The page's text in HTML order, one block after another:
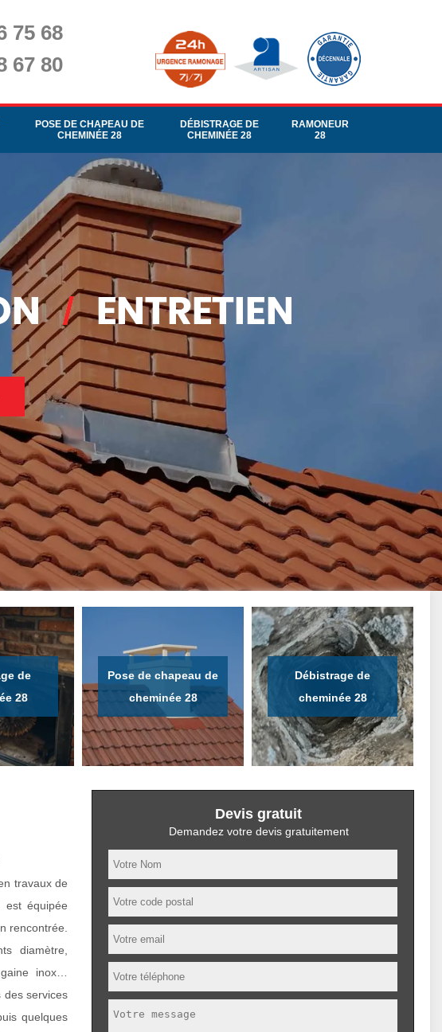
75 68
67 80
POSE DE CHAPEAU DE
CHEMINÉE 28
DÉBISTRAGE DE
CHEMINÉE 28
RAMONEUR
28
de
28
Pose de chapeau de
cheminée 28
Débistrage de
cheminée 28
travaux de
est équipée
rencontrée.
diamètre,
inox…
des services
quelques
Devis gratuit
Demandez votre devis gratuitement